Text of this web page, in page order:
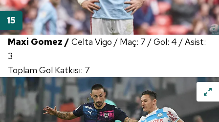
Maxi Gomez / Celta Vigo / Maç: 7 / Gol: 4 / Asist:
3
Toplam Gol Katkısı: 7